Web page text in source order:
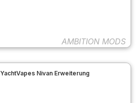
AMBITION MODS
YachtVapes Nivan Erweiterung